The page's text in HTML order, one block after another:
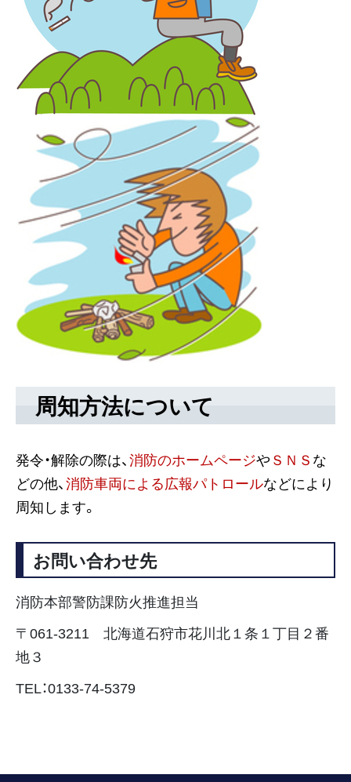
周知方法について
発令・解除の際は、消防のホームページやＳＮＳな
どの他、消防車両による広報パトロールなどにより
周知します。
お問い合わせ先
消防本部警防課防火推進担当
〒061-3211 北海道石狩市花川北１条１丁目２番
地３
TEL：0133-74-5379